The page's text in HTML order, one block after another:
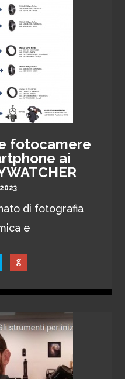
fotocamere
ai
di fotografia
e